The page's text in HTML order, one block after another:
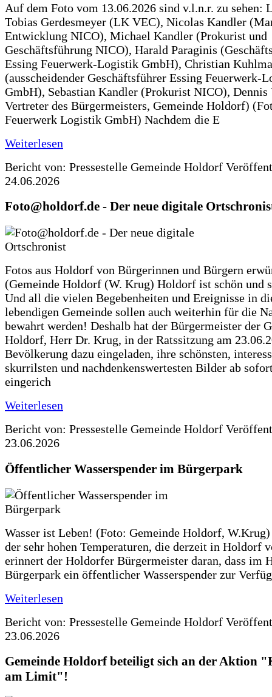
Auf dem Foto vom 13.06.2026 sind v.l.n.r. zu sehen:
Tobias Gerdesmeyer (LK VEC), Nicolas Kandler
Entwicklung NICO), Michael Kandler (Prokurist und
Geschäftsführung NICO), Harald Paraginis
Essing Feuerwerk-Logistik GmbH), Christian
(ausscheidender Geschäftsführer Essing Feuerwerk-
GmbH), Sebastian Kandler (Prokurist NICO),
Vertreter des Bürgermeisters, Gemeinde Holdorf)
Feuerwerk Logistik GmbH) Nachdem die E
Weiterlesen
Bericht von: Pressestelle Gemeinde Holdorf
24.06.2026
Foto@holdorf.de - Der neue digitale
Fotos aus Holdorf von Bürgerinnen und Bürgern
(Gemeinde Holdorf (W. Krug) Holdorf ist schön und
Und all die vielen Begebenheiten und Ereignisse in
lebendigen Gemeinde sollen auch weiterhin für die
bewahrt werden! Deshalb hat der Bürgermeister der
Holdorf, Herr Dr. Krug, in der Ratssitzung am
Bevölkerung dazu eingeladen, ihre schönsten,
skurrilsten und nachdenkenswertesten Bilder ab
eingerich
Weiterlesen
Bericht von: Pressestelle Gemeinde Holdorf
23.06.2026
Öffentlicher Wasserspender im Bürgerpark
Wasser ist Leben! (Foto: Gemeinde Holdorf,
der sehr hohen Temperaturen, die derzeit in Holdorf
erinnert der Holdorfer Bürgermeister daran, dass im
Bürgerpark ein öffentlicher Wasserspender zur
Weiterlesen
Bericht von: Pressestelle Gemeinde Holdorf
23.06.2026
Gemeinde Holdorf beteiligt sich an der Aktion
am Limit"!